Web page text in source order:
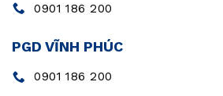
0901 186 200
PGD VĨNH PHÚC
0901 186 200